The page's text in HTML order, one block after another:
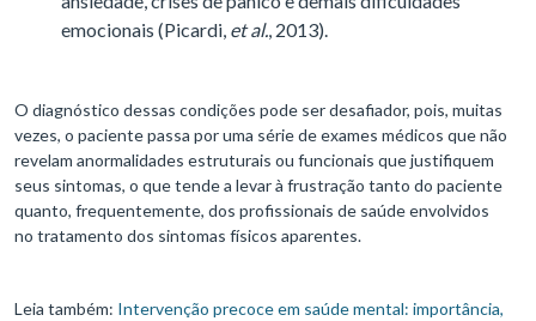
emocionais (Picardi, et al., 2013).
O diagnóstico dessas condições pode ser desafiador, pois, muitas
vezes, o paciente passa por uma série de exames médicos que não
revelam anormalidades estruturais ou funcionais que justifiquem
seus sintomas, o que tende a levar à frustração tanto do paciente
quanto, frequentemente, dos profissionais de saúde envolvidos
no tratamento dos sintomas físicos aparentes.
Leia também: Intervenção precoce em saúde mental: importância,